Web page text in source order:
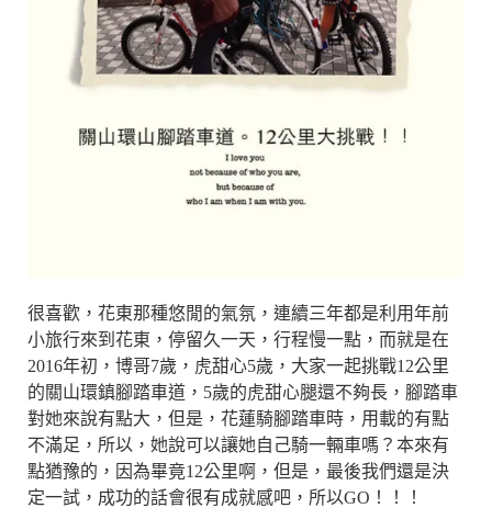
很喜歡，花東那種悠閒的氣氛，連續三年都是利用年前
小旅行來到花東，停留久一天，行程慢一點，而就是在
2016年初，博哥7歲，虎甜心5歲，大家一起挑戰12公里
的關山環鎮腳踏車道，5歲的虎甜心腿還不夠長，腳踏車
對她來說有點大，但是，花蓮騎腳踏車時，用載的有點
不滿足，所以，她說可以讓她自己騎一輛車嗎？本來有
點猶豫的，因為畢竟12公里啊，但是，最後我們還是決
定一試，成功的話會很有成就感吧，所以GO！！！